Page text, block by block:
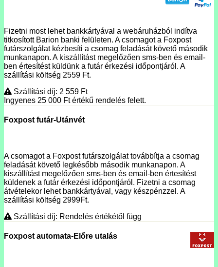
Fizetni most lehet bankkártyával a webáruházból indítva
titkosított Barion banki felületen. A csomagot a Foxpost
futárszolgálat kézbesíti a csomag feladását követő második
munkanapon. A kiszállítást megelőzően sms-ben és email-
ben értesítést küldünk a futár érkezési időpontjáról. A
szállítási költség 2559 Ft.
Szállítási díj: 2 559 Ft
Ingyenes 25 000 Ftértékű rendelés felett.
Foxpost futár-Utánvét
A csomagot a Foxpost futárszolgálat továbbítja a csomag
feladását követő legkésőbb második munkanapon. A
kiszállítást megelőzően sms-ben és email-ben értesítést
küldenek a futár érkezési időpontjáról. Fizetni a csomag
átvételekor lehet bankkártyával, vagy készpénzzel. A
szállítási költség 2999Ft.
Szállítási díj: Rendelés értékétől függ
Foxpost automata-Előre utalás